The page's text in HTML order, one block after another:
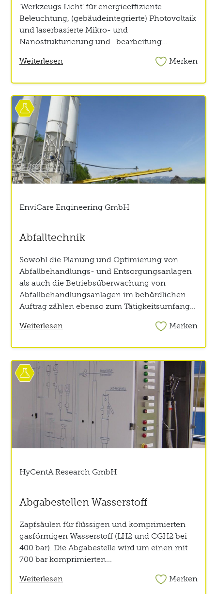
'Werkzeugs Licht' für energieeffiziente
Beleuchtung, (gebäudeintegrierte) Photovoltaik
und laserbasierte Mikro- und
Nanostrukturierung und -bearbeitung...
Weiterlesen
Merken
EnviCare Engineering GmbH
Abfalltechnik
Sowohl die Planung und Optimierung von
Abfallbehandlungs- und Entsorgungsanlagen
als auch die Betriebsüberwachung von
Abfallbehandlungsanlagen im behördlichen
Auftrag zählen ebenso zum Tätigkeitsumfang...
Weiterlesen
Merken
HyCentA Research GmbH
Abgabestellen Wasserstoff
Zapfsäulen für flüssigen und komprimierten
gasförmigen Wasserstoff (LH2 und CGH2 bei
400 bar). Die Abgabestelle wird um einen mit
700 bar komprimierten...
Weiterlesen
Merken